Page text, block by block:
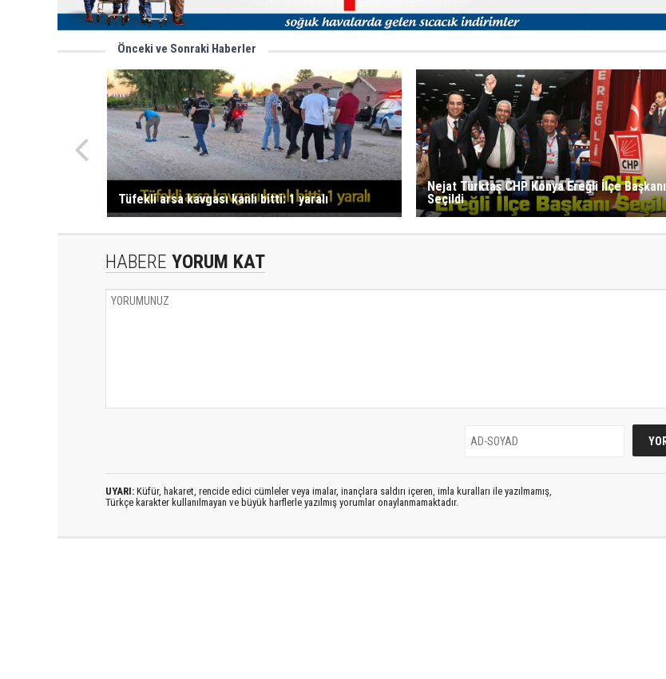
Önceki ve Sonraki Haberler
Tüfekli arsa kavgası kanlı bitti: 1 yaralı
Nejat Türktaş CHP Konya Ereğli İlçe Başkanı
Seçildi
HABERE YORUM KAT
UYARI: Küfür, hakaret, rencide edici cümleler veya imalar, inançlara saldırı içeren, imla kuralları ile yazılmamış,
Türkçe karakter kullanılmayan ve büyük harflerle yazılmış yorumlar onaylanmamaktadır.